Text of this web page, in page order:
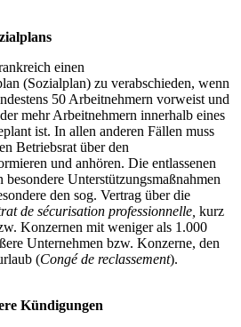
einen
(Sozialplan) zu verabschieden, wenn
50 Arbeitnehmern vorweist und
mehr Arbeitnehmern innerhalb eines
ist. In allen anderen Fällen muss
Betriebsrat über den
und anhören. Die entlassenen
Unterstützungsmaßnahmen
den sog. Vertrag über die
de sécurisation professionnelle, kurz
Konzernen mit weniger als 1.000
Unternehmen bzw. Konzerne, den
(Congé de reclassement).
Kündigungen